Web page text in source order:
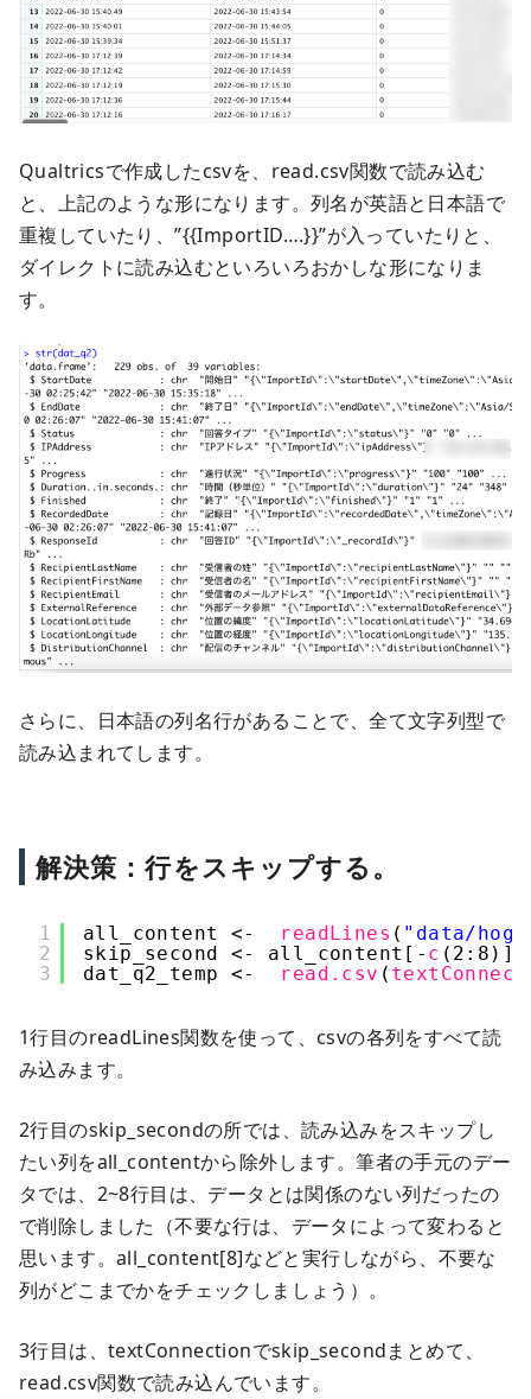
Qualtricsで作成したcsvを、read.csv関数で読み込む
と、上記のような形になります。列名が英語と日本語で
重複していたり、”{{ImportID….}}”が入っていたりと、
ダイレクトに読み込むといろいろおかしな形になりま
す。
さらに、日本語の列名行があることで、全て文字列型で
読み込まれてします。
解決策：行をスキップする。
1
2
3
all_content <- readLines ( "data/
skip_second <- all_content[- c (2:8)]
dat_q2_temp <- read.csv (
1行目のreadLines関数を使って、csvの各列をすべて読
み込みます。
2行目のskip_secondの所では、読み込みをスキップし
たい列をall_contentから除外します。筆者の手元のデー
タでは、2~8行目は、データとは関係のない列だったの
で削除しました（不要な行は、データによって変わると
思います。all_content[8]などと実行しながら、不要な
列がどこまでかをチェックしましょう）。
3行目は、textConnectionでskip_secondまとめて、
read.csv関数で読み込んでいます。